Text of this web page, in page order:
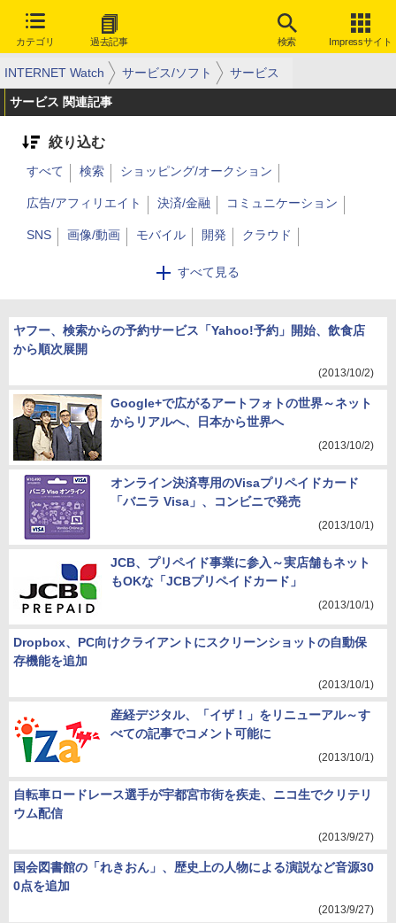
カテゴリ 過去記事 検索 Impressサイト
INTERNET Watch サービス/ソフト サービス
サービス 関連記事
絞り込む
すべて見る
すべて 検索 ショッピング/オークション
広告/アフィリエイト 決済/金融 コミュニケーション
SNS 画像/動画 モバイル 開発 クラウド
レンタルサーバー/VPS
ニュース/生活
ヤフー、検索からの予約サービス「Yahoo!予約」開始、飲食店
から順次展開
(2013/10/2)
Google+で広がるアートフォトの世界～ネット
からリアルへ、日本から世界へ
(2013/10/2)
オンライン決済専用のVisaプリペイドカード
「バニラ Visa」、コンビニで発売
(2013/10/1)
JCB、プリペイド事業に参入～実店舗もネット
もOKな「JCBプリペイドカード」
(2013/10/1)
Dropbox、PC向けクライアントにスクリーンショットの自動保
存機能を追加
(2013/10/1)
産経デジタル、「イザ！」をリニューアル～す
べての記事でコメント可能に
(2013/10/1)
自転車ロードレース選手が宇都宮市街を疾走、ニコ生でクリテリ
ウム配信
(2013/9/27)
国会図書館の「れきおん」、歴史上の人物による演説など音源30
0点を追加
(2013/9/27)